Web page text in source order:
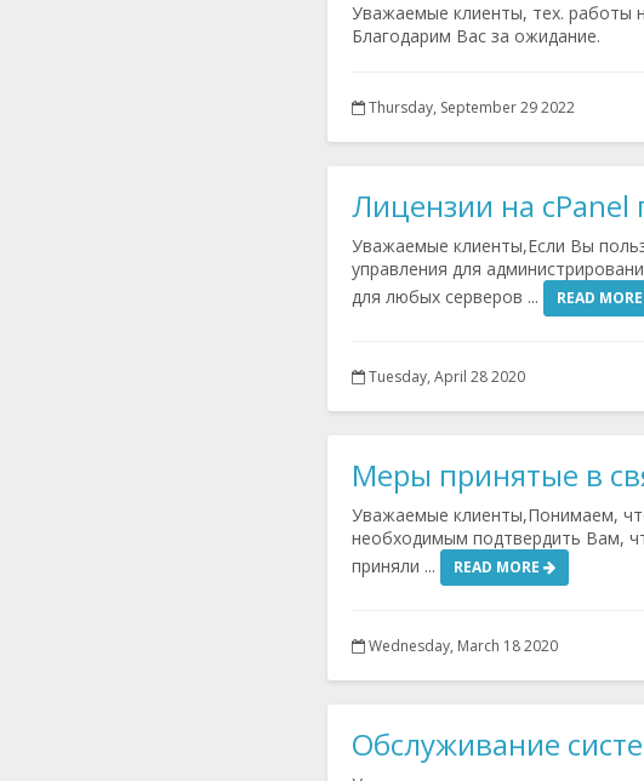
Уважаемые клиенты, тех. работы
Благодарим Вас за ожидание.
Thursday, September 29 2022
Лицензии на
Уважаемые клиенты,Если Вы
управления для
для любых серверов ...
READ MORE
Tuesday, April 28 2020
Меры принятые в
Уважаемые клиенты,Понимаем,
необходимым подтвердить Вам,
приняли ...
READ MORE
Wednesday, March 18 2020
Обслуживание